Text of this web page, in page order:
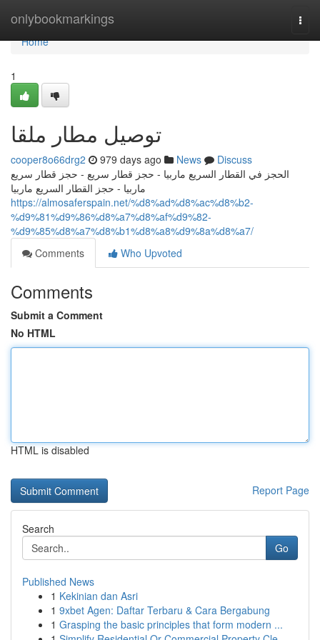
onlybookmarkings
Home
Home
1
توصيل مطار ملقا
cooper8o66drg2 979 days ago News
Discuss
الحجز في القطار السريع ماربيا - حجز قطار سريع - حجز قطار سريع
ماربيا - حجز القطار السريع ماربيا
https://almosaferspain.net/%d8%ad%d8%ac%d8%b2-
%d9%81%d9%86%d8%a7%d8%af%d9%82-
%d9%85%d8%a7%d8%b1%d8%a8%d9%8a%d8%a7/
Comments
Who Upvoted
Comments
Submit a Comment
No HTML
HTML is disabled
Report Page
Search
Go
Published News
1 Kekinian dan Asri
1 9xbet Agen: Daftar Terbaru & Cara Bergabung
1 Grasping the basic principles that form modern ...